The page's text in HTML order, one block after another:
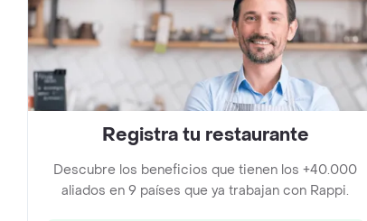
Registra tu restaurante
Descubre los beneficios que tienen los +40.000
aliados en 9 países que ya trabajan con Rappi.